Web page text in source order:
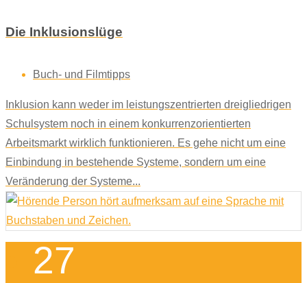
Die Inklusionslüge
Buch- und Filmtipps
Inklusion kann weder im leistungszentrierten dreigliedrigen
Schulsystem noch in einem konkurrenzorientierten
Arbeitsmarkt wirklich funktionieren. Es gehe nicht um eine
Einbindung in bestehende Systeme, sondern um eine
Veränderung der Systeme...
27